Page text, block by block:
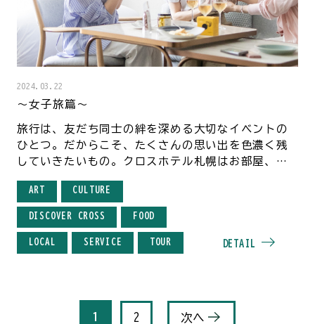
2024.03.22
〜女子旅篇〜
旅行は、友だち同士の絆を深める大切なイベントの
ひとつ。だからこそ、たくさんの思い出を色濃く残
していきたいもの。クロスホテル札幌はお部屋、お
所で、とっておきの女子旅をお楽しみください。
ART CULTURE
DISCOVER CROSS FOOD
LOCAL SERVICE TOUR DETAIL
1 2 次へ